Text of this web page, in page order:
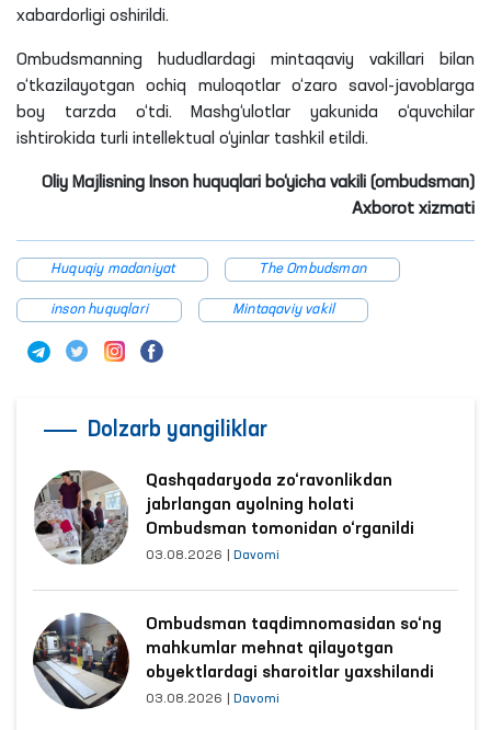
xabardorligi oshirildi.
Ombudsmanning hududlardagi mintaqaviy vakillari bilan
o‘tkazilayotgan ochiq muloqotlar o‘zaro savol-javoblarga
boy tarzda o‘tdi. Mashg‘ulotlar yakunida o‘quvchilar
ishtirokida turli intellektual o‘yinlar tashkil etildi.
Oliy Majlisning Inson huquqlari bo‘yicha vakili (ombudsman)
Axborot xizmati
Huquqiy madaniyat The Ombudsman
inson huquqlari Mintaqaviy vakil
Dolzarb yangiliklar
Qashqadaryoda zo‘ravonlikdan
jabrlangan ayolning holati
Ombudsman tomonidan o‘rganildi
03.08.2026 Davomi
Ombudsman taqdimnomasidan so‘ng
mahkumlar mehnat qilayotgan
obyektlardagi sharoitlar yaxshilandi
03.08.2026 Davomi